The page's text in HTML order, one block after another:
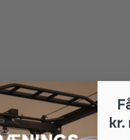
olympisk standard vægtstænger